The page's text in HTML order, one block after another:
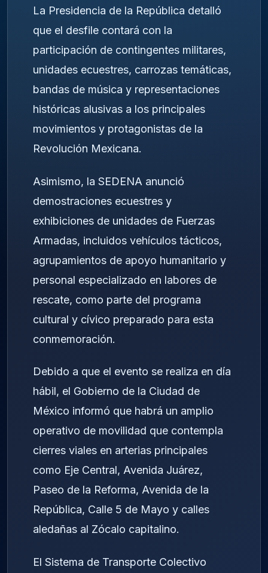
La Presidencia de la República detalló
que el desfile contará con la
participación de contingentes militares,
unidades ecuestres, carrozas temáticas,
bandas de música y representaciones
históricas alusivas a los principales
movimientos y protagonistas de la
Revolución Mexicana.
Asimismo, la SEDENA anunció
demostraciones ecuestres y
exhibiciones de unidades de Fuerzas
Armadas, incluidos vehículos tácticos,
agrupamientos de apoyo humanitario y
personal especializado en labores de
rescate, como parte del programa
cultural y cívico preparado para esta
conmemoración.
Debido a que el evento se realiza en día
hábil, el Gobierno de la Ciudad de
México informó que habrá un amplio
operativo de movilidad que contempla
cierres viales en arterias principales
como Eje Central, Avenida Juárez,
Paseo de la Reforma, Avenida de la
República, Calle 5 de Mayo y calles
aledañas al Zócalo capitalino.
El Sistema de Transporte Colectivo